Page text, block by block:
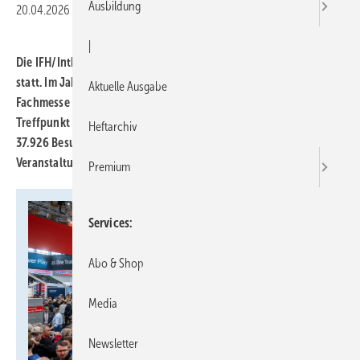
20.04.2026 Druckvorschau
Die IFH/Intherm 2026 fand vom 14. bis 17. April in Nürnberg
statt. Im Jahr ihres 50-jährigen Bestehens bestätigte die
Fachmesse für Sanitär, Haus- und Gebäudetechnik ihre Rolle als
Treffpunkt für Fachhandwerk, Industrie und Großhandel. Mit
37.926 Besuchern und 416
Veranstaltung Zuwächse gegenüber 2024.
Ausbildung
Aktuelle Ausgabe
Heftarchiv
Premium
Services
Abo & Shop
Media
Newsletter